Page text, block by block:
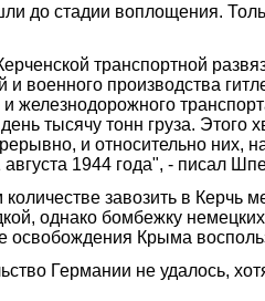
до стадии воплощения.
транспортной
военного производства
железнодорожного
тысячу тонн груза.
и относительно них,
1944 года", - писал
завозить в Керчь
однако бомбежку
освобождения Крыма
Германии не удалось,